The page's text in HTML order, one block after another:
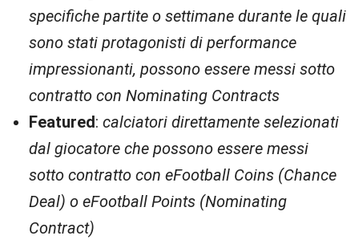
specifiche partite o settimane durante le quali
sono stati protagonisti di performance
impressionanti, possono essere messi sotto
contratto con Nominating Contracts
Featured: calciatori direttamente selezionati
dal giocatore che possono essere messi
sotto contratto con eFootball Coins (Chance
Deal) o eFootball Points (Nominating
Contract)